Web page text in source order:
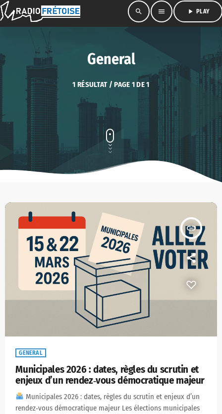
search menu play_arrow PLAY
General
1 RÉSULTAT / PAGE 1 DE 1
insert_link
GENERAL
Municipales 2026 : dates, règles du scrutin et
enjeux d’un rendez‑vous démocratique majeur
Municipales 2026 : dates, règles du scrutin et enjeux d’un
rendez‑vous démocratique majeur Les élections municipales